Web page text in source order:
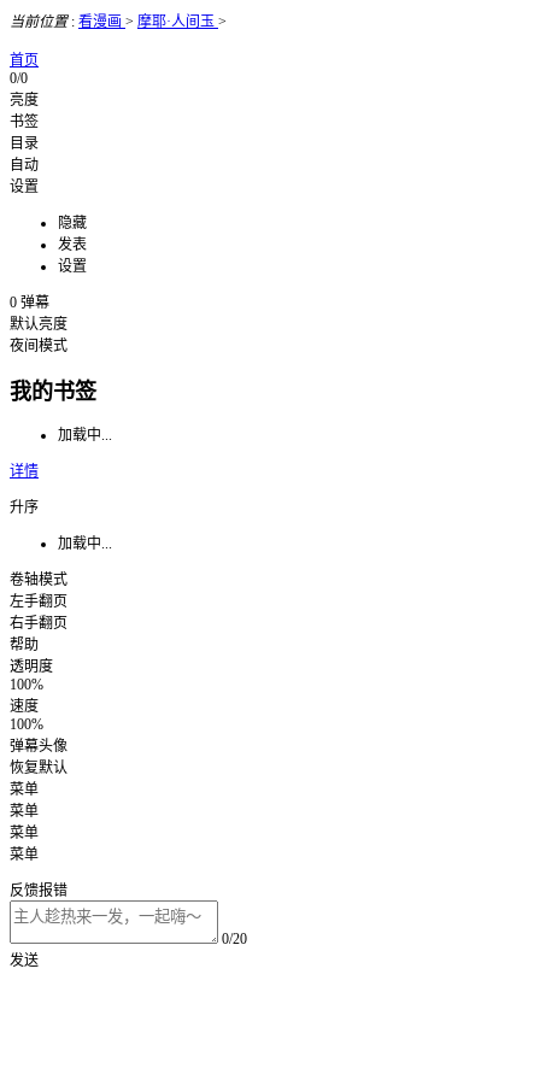
当前位置: 看漫画 > 摩耶·人间玉 >
首页
0/0
亮度
书签
目录
自动
设置
隐藏
发表
设置
0 弹幕
默认亮度
夜间模式
我的书签
加载中...
详情
升序
加载中...
卷轴模式
左手翻页
右手翻页
帮助
透明度
100%
速度
100%
弹幕头像
恢复默认
菜单
菜单
菜单
菜单
反馈报错
0/20
发送